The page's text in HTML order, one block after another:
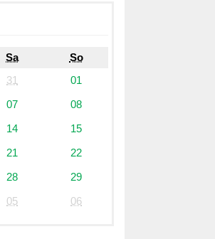
Sa
So
31
01
07
08
14
15
21
22
28
29
05 06